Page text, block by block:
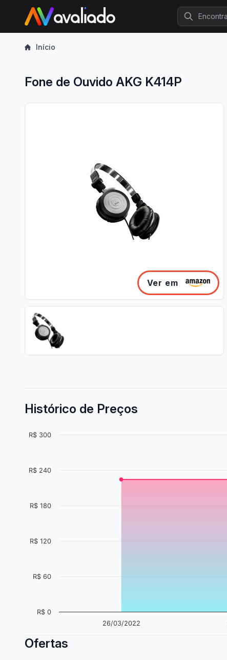
Procurar
Início
Fone de Ouvido AKG K414P
Ver em
Histórico de Preços
26/03/2022
R$ 0
R$ 60
R$ 120
R$ 180
R$ 240
R$ 300
Ofertas